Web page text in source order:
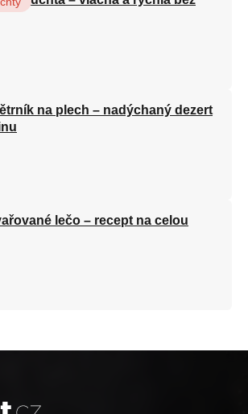
na plech – nadýchaný dezert
lečo – recept na celou